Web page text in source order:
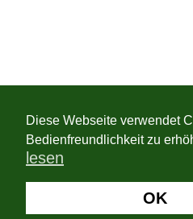
Diese Webseite verwendet
Bedienfreundlichkeit zu
lesen
OK